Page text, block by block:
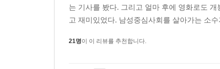
는 기사를 봤다. 그리고 얼마 후에 영화로도
고 재미있었다. 남성중심사회를 살아가는 소
21명이 이 리뷰를 추천합니다.